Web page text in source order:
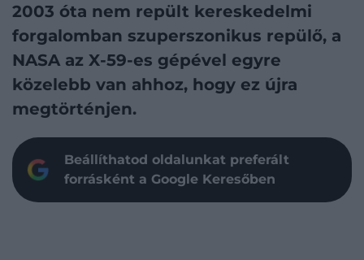
2003 óta nem repült kereskedelmi
forgalomban szuperszonikus repülő, a
NASA az X-59-es gépével egyre
közelebb van ahhoz, hogy ez újra
megtörténjen.
Beállíthatod oldalunkat preferált
forrásként a Google Keresőben